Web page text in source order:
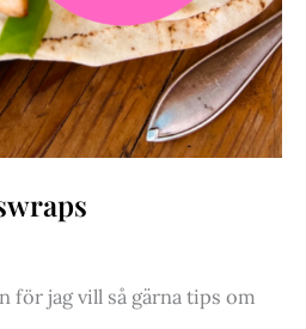
för jag vill så gärna tips om